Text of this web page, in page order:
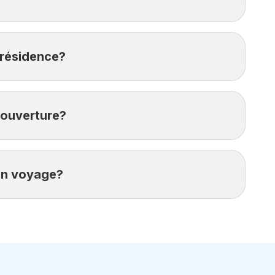
afin d’obtenir une protection
voyage?